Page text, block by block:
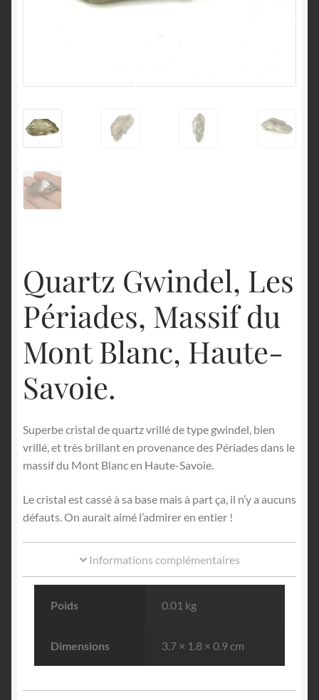
Quartz Gwindel, Les
Périades, Massif du
Mont Blanc, Haute-
Savoie.
Superbe cristal de quartz vrillé de type gwindel, bien
vrillé, et très brillant en provenance des Périades dans le
massif du Mont Blanc en Haute-Savoie.
Le cristal est cassé à sa base mais à part ça, il n’y a aucuns
défauts. On aurait aimé l’admirer en entier !
Informations complémentaires
Poids 0.01 kg
Dimensions 3.7 × 1.8 × 0.9 cm